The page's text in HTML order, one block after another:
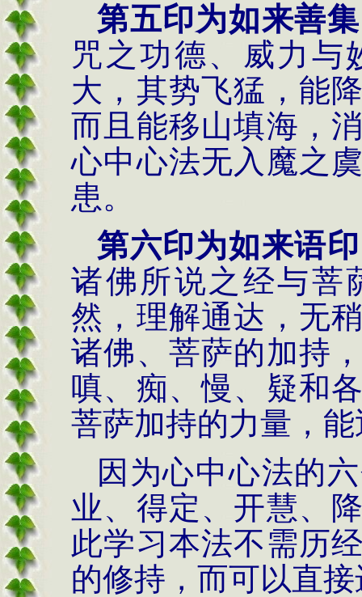
第五印为如来善
咒之功德、威力与
大，其势飞猛，能
而且能移山填海，
心中心法无入魔之
患。
第六印为如来语
诸佛所说之经与菩
然，理解通达，无
诸佛、菩萨的加持
嗔、痴、慢、疑和
菩萨加持的力量，
因为心中心法的
业、得定、开慧、
此学习本法不需历
的修持，而可以直